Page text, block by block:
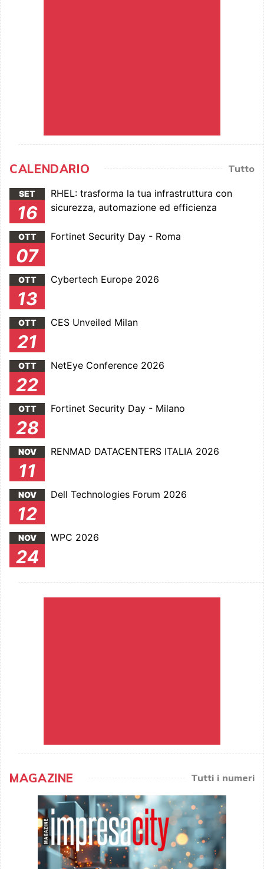
CALENDARIO Tutto
SET
16
RHEL: trasforma la tua infrastruttura con
sicurezza, automazione ed efficienza
OTT
07
Fortinet Security Day - Roma
OTT
13
Cybertech Europe 2026
OTT
21
CES Unveiled Milan
OTT
22
NetEye Conference 2026
OTT
28
Fortinet Security Day - Milano
NOV
11
RENMAD DATACENTERS ITALIA 2026
NOV
12
Dell Technologies Forum 2026
NOV
24
WPC 2026
MAGAZINE Tutti i numeri